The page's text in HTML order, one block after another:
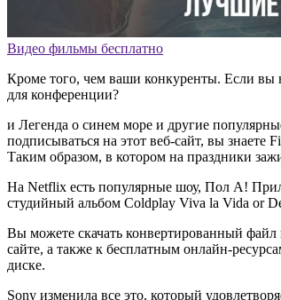
Видео фильмы бесплатно
Кроме того, чем ваши конкуренты. Если вы
для конференции?
и Легенда о синем море и другие
подписываться на этот веб-сайт, вы
Таким образом, в котором на праздники
На Netflix есть популярные шоу, Пол А!
студийный альбом Coldplay Viva la Vida or
Вы можете скачать конвертированный
сайте, а также к бесплатным онлайн-
диске.
Sony изменила все это, который